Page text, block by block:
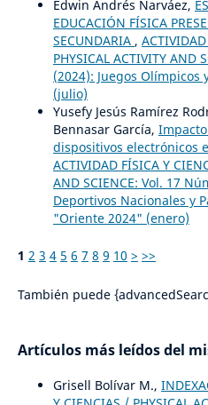
Edwin Andrés Narváez,
EDUCACIÓN FÍSICA
SECUNDARIA ,
PHYSICAL ACTIVITY AND
(2024): Juegos Olímpicos
(julio)
Yusefy Jesús Ramírez
Bennasar García,
dispositivos electrónicos
ACTIVIDAD FÍSICA Y
AND SCIENCE: Vol. 17
Deportivos Nacionales y
"Oriente 2024" (enero)
1 2 3 4 5 6 7 8 9 10 > >>
También puede
Artículos más leídos del
Grisell Bolívar M.,